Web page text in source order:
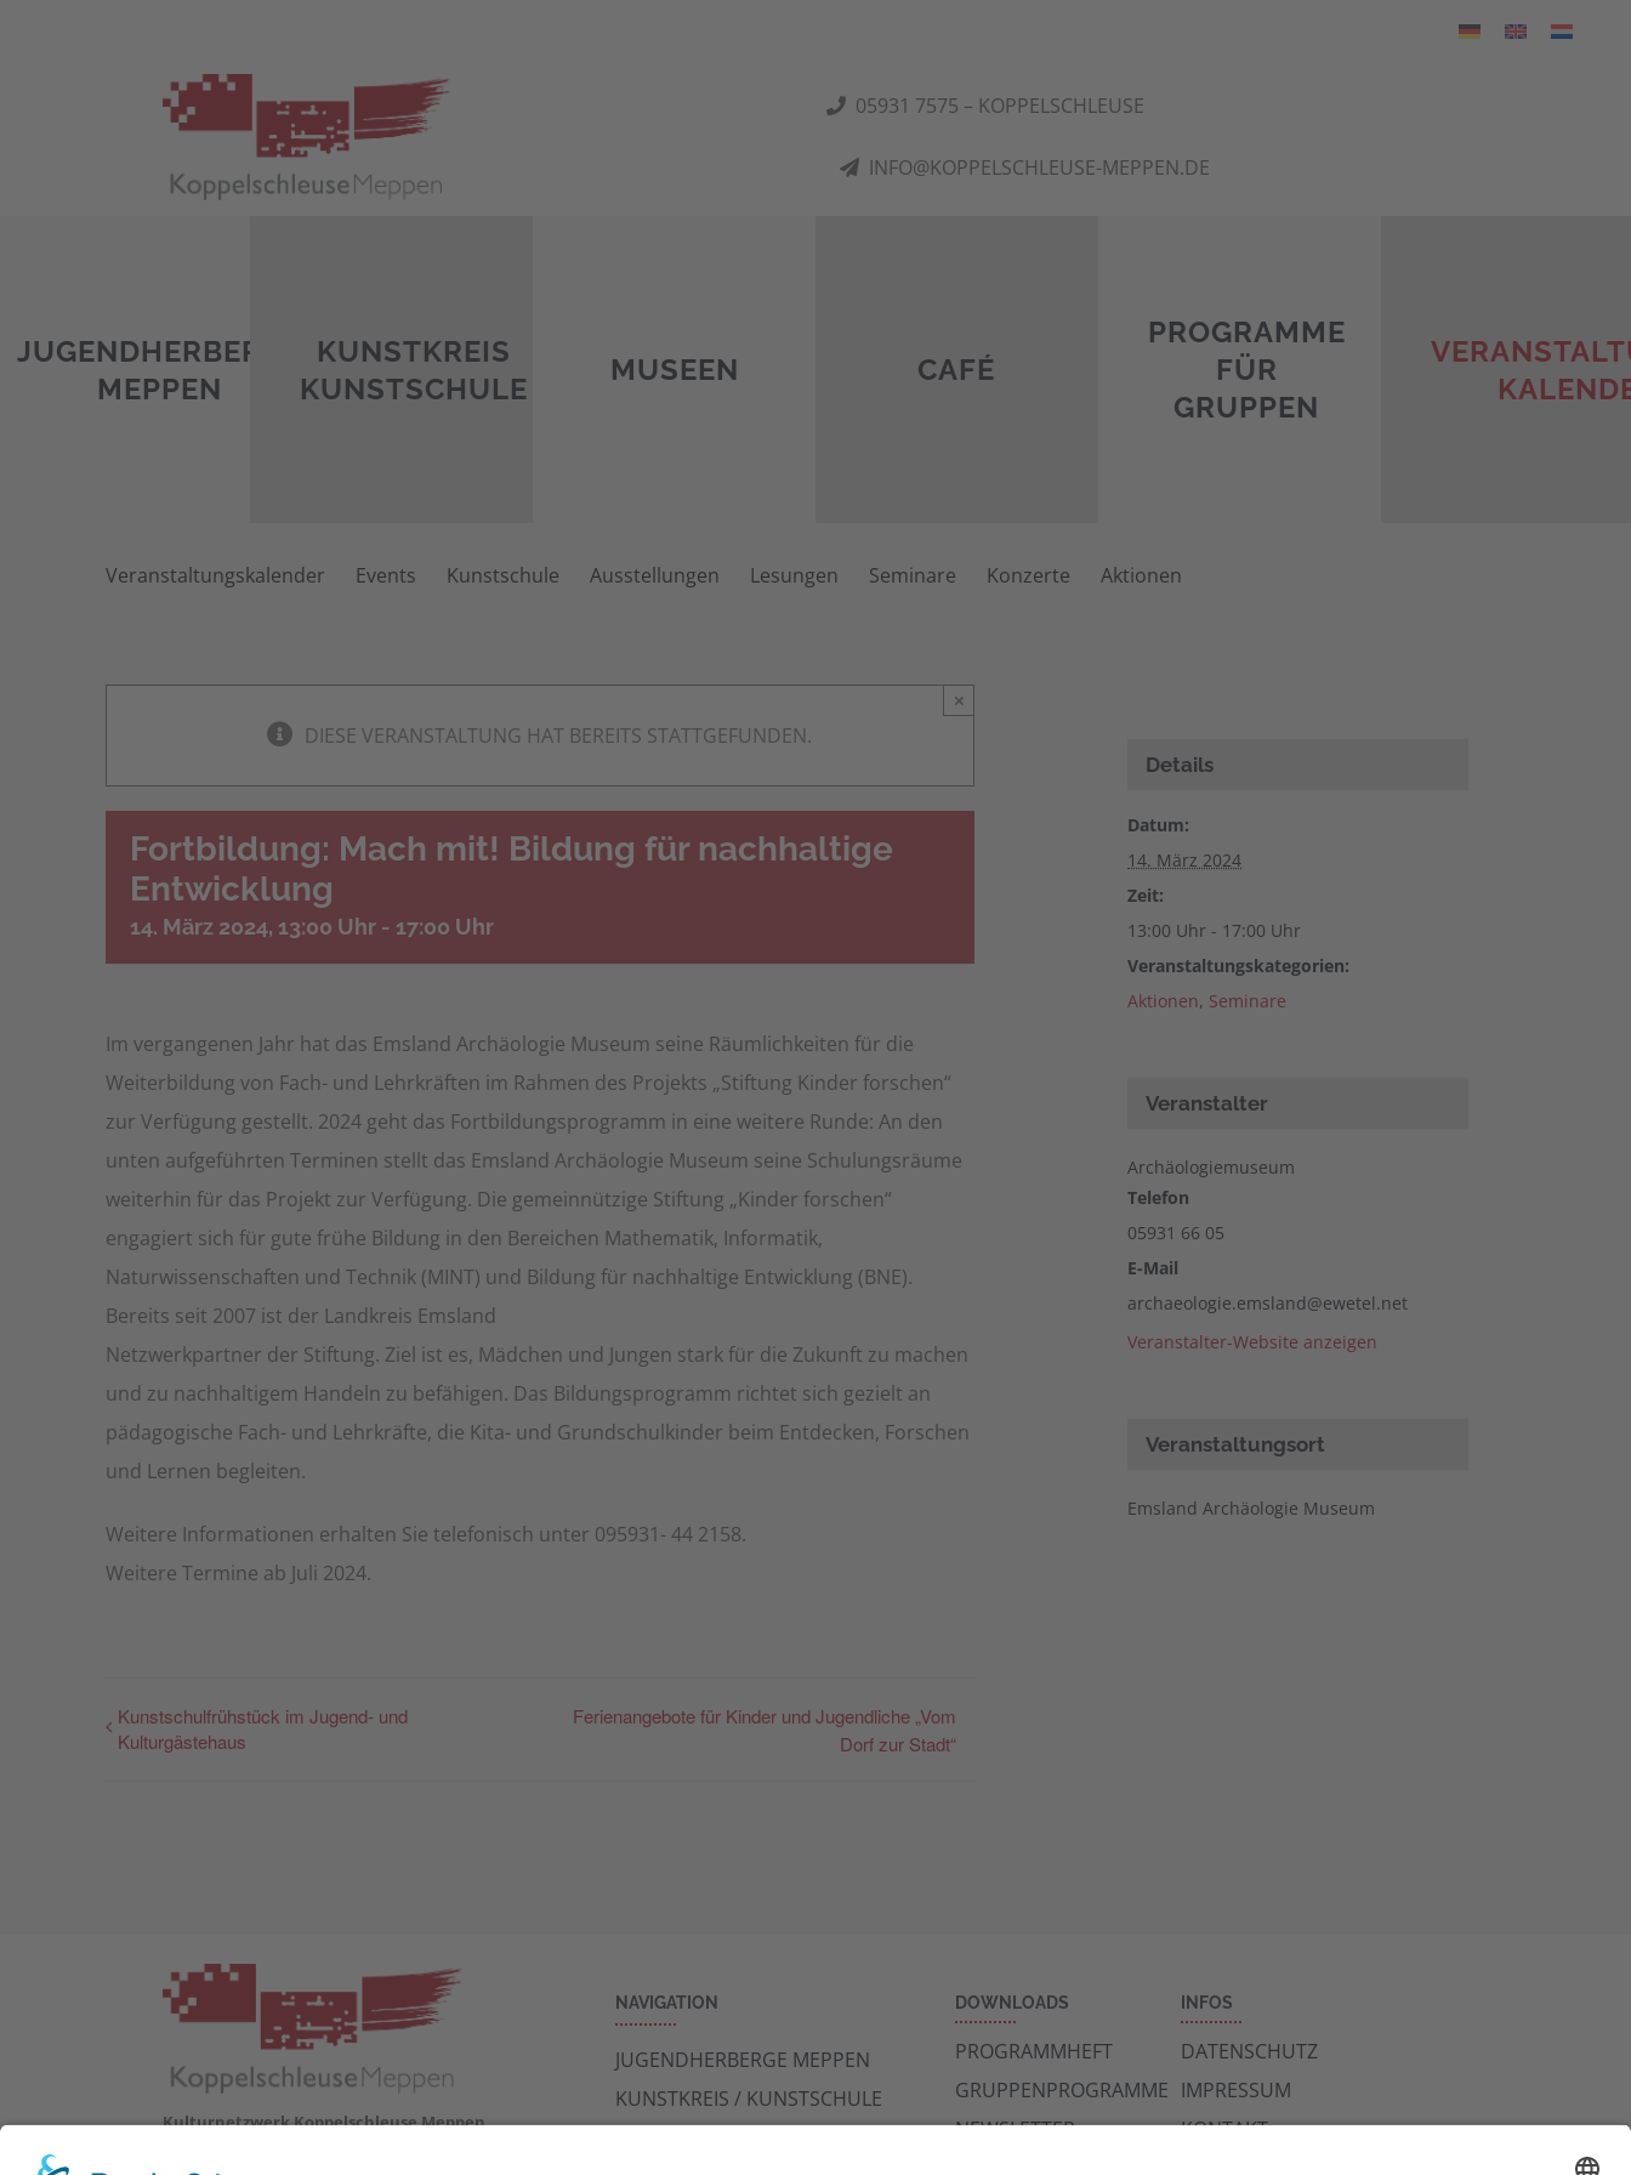
05931 7575 – KOPPELSCHLEUSE
INFO@KOPPELSCHLEUSE-MEPPEN.DE
JUGENDHERBERGE
MEPPEN
KUNSTKREIS
KUNSTSCHULE
MUSEEN CAFÉ
PROGRAMME
FÜR
GRUPPEN
Veranstaltungskalender Events Kunstschule Ausstellungen Lesungen Seminare Konzerte Aktionen
DIESE VERANSTALTUNG HAT BEREITS STATTGEFUNDEN.
×
Fortbildung: Mach mit! Bildung für nachhaltige
Entwicklung
14. März 2024, 13:00 Uhr - 17:00 Uhr
Im vergangenen Jahr hat das Emsland Archäologie Museum seine Räumlichkeiten für die
Weiterbildung von Fach- und Lehrkräften im Rahmen des Projekts „Stiftung Kinder forschen“
zur Verfügung gestellt. 2024 geht das Fortbildungsprogramm in eine weitere Runde: An den
unten aufgeführten Terminen stellt das Emsland Archäologie Museum seine Schulungsräume
weiterhin für das Projekt zur Verfügung. Die gemeinnützige Stiftung „Kinder forschen“
engagiert sich für gute frühe Bildung in den Bereichen Mathematik, Informatik,
Naturwissenschaften und Technik (MINT) und Bildung für nachhaltige Entwicklung (BNE).
Bereits seit 2007 ist der Landkreis Emsland
Netzwerkpartner der Stiftung. Ziel ist es, Mädchen und Jungen stark für die Zukunft zu machen
und zu nachhaltigem Handeln zu befähigen. Das Bildungsprogramm richtet sich gezielt an
pädagogische Fach- und Lehrkräfte, die Kita- und Grundschulkinder beim Entdecken, Forschen
und Lernen begleiten.
Weitere Informationen erhalten Sie telefonisch unter 095931- 44 2158.
Weitere Termine ab Juli 2024.
Kunstschulfrühstück im Jugend- und
Kulturgästehaus
Ferienangebote für Kinder und Jugendliche „Vom
Dorf zur Stadt“
Details
Datum:
14. März 2024
Zeit:
13:00 Uhr - 17:00 Uhr
Veranstaltungskategorien:
Aktionen, Seminare
Veranstalter
Archäologiemuseum
Telefon
05931 66 05
E-Mail
archaeologie.emsland@ewetel.net
Veranstalter-Website anzeigen
Veranstaltungsort
Emsland Archäologie Museum
Kulturnetzwerk Koppelschleuse Meppen
NAVIGATION
JUGENDHERBERGE MEPPEN
KUNSTKREIS / KUNSTSCHULE
DOWNLOADS
PROGRAMMHEFT
GRUPPENPROGRAMME
NEWSLETTER
INFOS
DATENSCHUTZ
IMPRESSUM
KONTAKT